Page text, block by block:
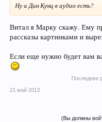
Ну а Дин Кунц в аудио есть?
Витал я Марку скажу. Ему
рассказы картинками и
Если еще нужно будет вам
Последнее
21 май 2013
(Вы должны